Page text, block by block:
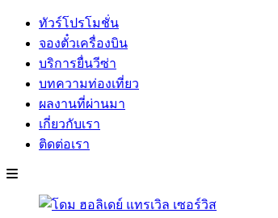
ทัวร์โปรโมชั่น
จองตั๋วเครื่องบิน
บริการยื่นวีซ่า
บทความท่องเที่ยว
ผลงานที่ผ่านมา
เกี่ยวกับเรา
ติดต่อเรา